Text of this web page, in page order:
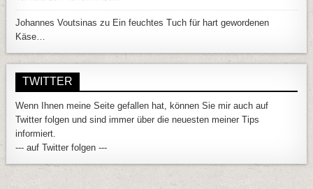
Johannes Voutsinas zu Ein feuchtes Tuch für hart gewordenen
Käse…
TWITTER
Wenn Ihnen meine Seite gefallen hat, können Sie mir auch auf
Twitter folgen und sind immer über die neuesten meiner Tips
informiert.
--- auf Twitter folgen ---